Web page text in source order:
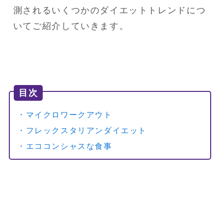
測されるいくつかのダイエットトレンドにつ
いてご紹介していきます。
目次
・マイクロワークアウト
・フレックスタリアンダイエット
・エココンシャスな食事